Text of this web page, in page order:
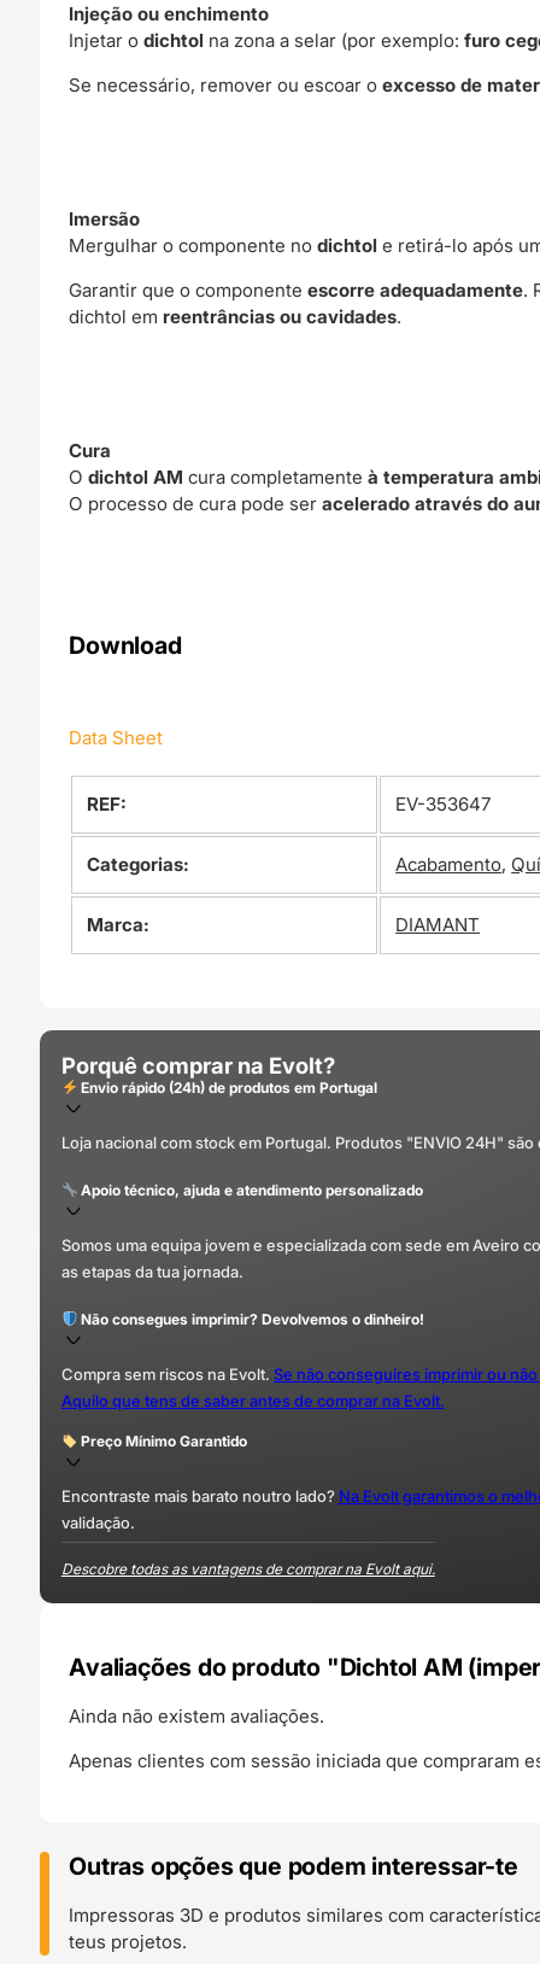
Injeção ou enchimento
Injetar odichtol na zona a selar (por exemplo:furo
Se necessário, remover ou escoar oexcesso de
Imersão
Mergulhar o componente nodichtol e retirá-lo após
Garantir que o componenteescorre adequadamente.
dichtol em reentrâncias ou cavidades.
Cura
Odichtol AM cura completamenteà temperatura
O processo de cura pode seracelerado através do
Download
Data Sheet
REF: EV-353647
Categorias: Acabamento,
Marca: DIAMANT
Porquê comprar na Evolt?
Envio rápido (24h) de produtos em Portugal
Loja nacional com stock em Portugal. Produtos "ENVIO 24H"
Apoio técnico, ajuda e atendimento personalizado
Somos uma equipa jovem e especializada com sede em Aveiro
as etapas da tua jornada.
Não consegues imprimir? Devolvemos o dinheiro!
Compra sem riscos na Evolt. Se não conseguires imprimir ou
Aquilo que tens de saber antes de comprar na Evolt.
Preço Mínimo Garantido
Encontraste mais barato noutro lado? Na Evolt garantimos o
validação.
Descobre todas as vantagens de comprar na Evolt aqui.
Avaliações do produto "Dichtol AM
Ainda não existem avaliações.
Apenas clientes com sessão iniciada que compraram
Outras opções que podem interessar-te
Impressoras 3D e produtos similares com
teus projetos.